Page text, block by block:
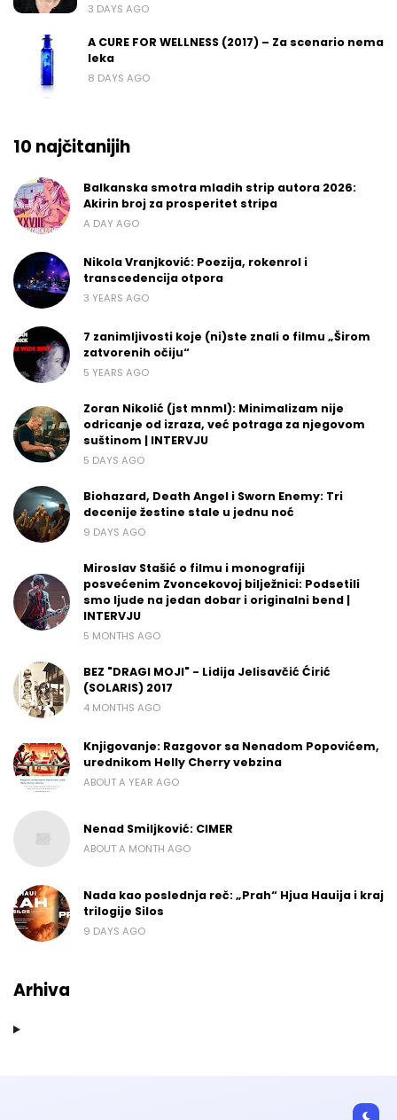
3 DAYS AGO
A CURE FOR WELLNESS (2017) – Za scenario nema
leka
8 DAYS AGO
10 najčitanijih
Balkanska smotra mladih strip autora 2026:
Akirin broj za prosperitet stripa
A DAY AGO
Nikola Vranjković: Poezija, rokenrol i
transcedencija otpora
3 YEARS AGO
7 zanimljivosti koje (ni)ste znali o filmu „Širom
zatvorenih očiju“
5 YEARS AGO
Zoran Nikolić (jst mnml): Minimalizam nije
odricanje od izraza, već potraga za njegovom
suštinom | INTERVJU
5 DAYS AGO
Biohazard, Death Angel i Sworn Enemy: Tri
decenije žestine stale u jednu noć
9 DAYS AGO
Miroslav Stašić o filmu i monografiji
posvećenim Zvoncekovoj bilježnici: Podsetili
smo ljude na jedan dobar i originalni bend |
INTERVJU
5 MONTHS AGO
BEZ "DRAGI MOJI" - Lidija Jelisavčić Ćirić
(SOLARIS) 2017
4 MONTHS AGO
Knjigovanje: Razgovor sa Nenadom Popovićem,
urednikom Helly Cherry vebzina
ABOUT A YEAR AGO
Nenad Smiljković: CIMER
ABOUT A MONTH AGO
Nada kao poslednja reč: „Prah“ Hjua Hauija i kraj
trilogije Silos
9 DAYS AGO
Arhiva